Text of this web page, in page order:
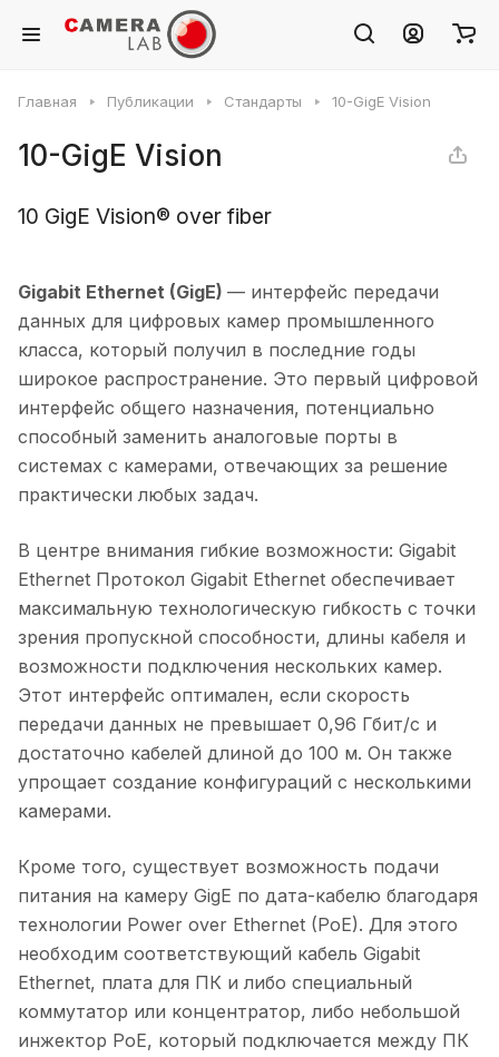
Главная Публикации Стандарты 10-GigE Vision
10-GigE Vision
10 GigE Vision® over fiber
Gigabit Ethernet (GigE) — интерфейс передачи
данных для цифровых камер промышленного
класса, который получил в последние годы
широкое распространение. Это первый цифровой
интерфейс общего назначения, потенциально
способный заменить аналоговые порты в
системах с камерами, отвечающих за решение
практически любых задач.
В центре внимания гибкие возможности: Gigabit
Ethernet Протокол Gigabit Ethernet обеспечивает
максимальную технологическую гибкость с точки
зрения пропускной способности, длины кабеля и
возможности подключения нескольких камер.
Этот интерфейс оптимален, если скорость
передачи данных не превышает 0,96 Гбит/с и
достаточно кабелей длиной до 100 м. Он также
упрощает создание конфигураций с несколькими
камерами.
Кроме того, существует возможность подачи
питания на камеру GigE по дата-кабелю благодаря
технологии Power over Ethernet (PoE). Для этого
необходим соответствующий кабель Gigabit
Ethernet, плата для ПК и либо специальный
коммутатор или концентратор, либо небольшой
инжектор PoE, который подключается между ПК